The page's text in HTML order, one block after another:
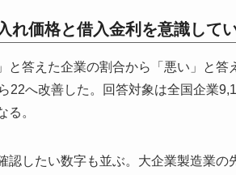
れ価格と借入金利を意識して
と答えた企業の割合から「悪い」と
22へ改善した。回答対象は全国企業
る。
認したい数字も並ぶ。大企業製造業の